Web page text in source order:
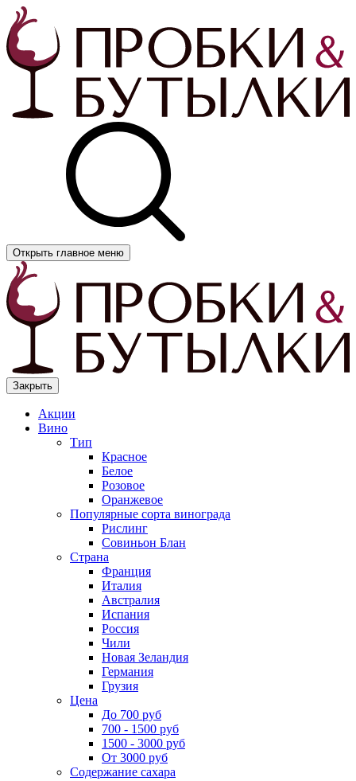
Открыть главное меню
Закрыть
Акции
Вино
Тип
Красное
Белое
Розовое
Оранжевое
Популярные сорта винограда
Рислинг
Совиньон Блан
Страна
Франция
Италия
Австралия
Испания
Россия
Чили
Новая Зеландия
Германия
Грузия
Цена
До 700 руб
700 - 1500 руб
1500 - 3000 руб
От 3000 руб
Содержание сахара